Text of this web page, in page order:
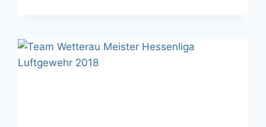
DER
INKLUSION